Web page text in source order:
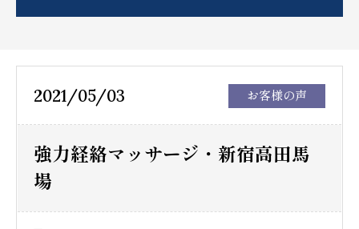
2021/05/03 お客様の声
強力経絡マッサージ・新宿高田馬
場